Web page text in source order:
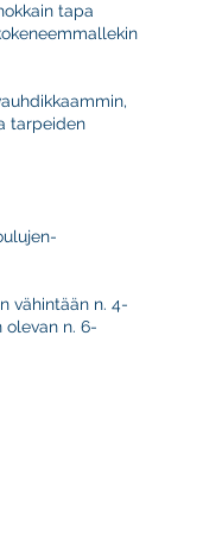
tapa
tarpeiden
vähintään n. 4-
olevan n. 6-